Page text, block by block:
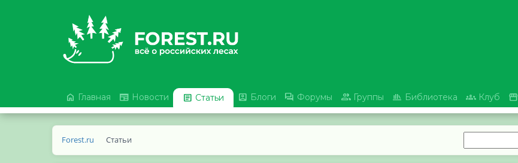
 Главная  Новости  Статьи  Блоги  Форумы  Группы  Библиотека  Клуб 
Forest.ru Статьи